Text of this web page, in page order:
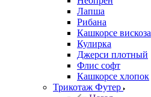
Лапша
Рибана
Кашкорсе вискоза
Кулирка
Джерси плотный
Флис софт
Кашкорсе хлопок
Трикотаж Футер